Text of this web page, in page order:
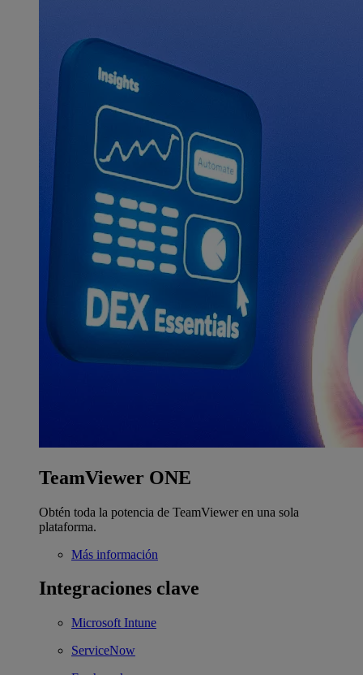
TeamViewer ONE
Obtén toda la potencia de TeamViewer en una sola
plataforma.
Más información
Integraciones clave
Microsoft Intune
ServiceNow